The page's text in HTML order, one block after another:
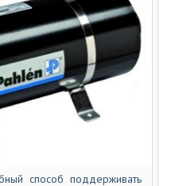
способ поддерживать